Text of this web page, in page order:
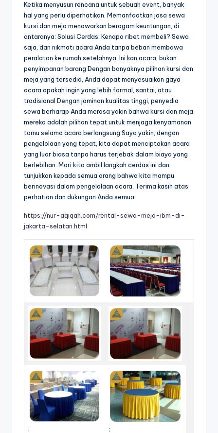
Ketika menyusun rencana untuk sebuah event, banyak
hal yang perlu diperhatikan. Memanfaatkan jasa sewa
kursi dan meja menawarkan beragam keuntungan, di
antaranya: Solusi Cerdas: Kenapa ribet membeli? Sewa
saja, dan nikmati acara Anda tanpa beban membawa
peralatan ke rumah setelahnya. Ini kan acara, bukan
penyimpanan barang Dengan banyaknya pilihan kursi dan
meja yang tersedia, Anda dapat menyesuaikan gaya
acara apakah ingin yang lebih formal, santai, atau
tradisional Dengan jaminan kualitas tinggi, penyedia
sewa berharap Anda merasa yakin bahwa kursi dan meja
mereka adalah pilihan tepat untuk menjaga kenyamanan
tamu selama acara berlangsung Saya yakin, dengan
pengelolaan yang tepat, kita dapat menciptakan acara
yang luar biasa tanpa harus terjebak dalam biaya yang
berlebihan. Mari kita ambil langkah cerdas ini dan
tunjukkan kepada semua orang bahwa kita mampu
berinovasi dalam pengelolaan acara. Terima kasih atas
perhatian dan dukungan Anda semua.
https://nur-aqiqah.com/rental-sewa-meja-ibm-di-
jakarta-selatan.html
; ;